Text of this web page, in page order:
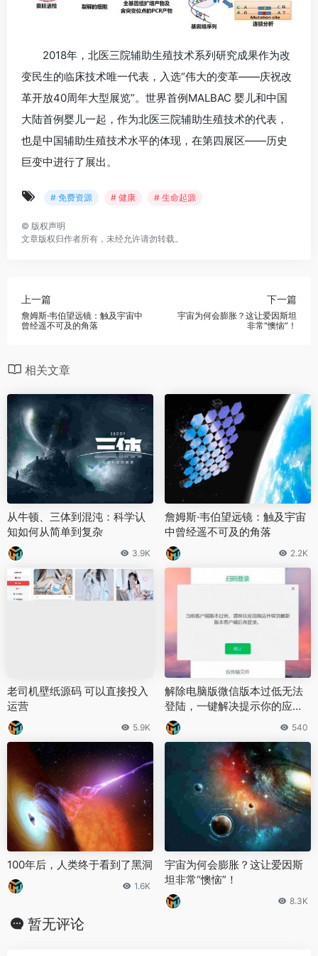
2018年，北医三院辅助生殖技术系列研究成果作为改
变民生的临床技术唯一代表，入选“伟大的变革——庆祝改
革开放40周年大型展览”。世界首例MALBAC 婴儿和中国
大陆首例婴儿一起，作为北医三院辅助生殖技术的代表，
也是中国辅助生殖技术水平的体现，在第四展区——历史
巨变中进行了展出。
# 免费资源 # 健康 # 生命起源
© 版权声明
文章版权归作者所有，未经允许请勿转载。
上一篇
詹姆斯·韦伯望远镜：触及宇宙中
曾经遥不可及的角落
下一篇
宇宙为何会膨胀？这让爱因斯坦
非常“懊恼”！
相关文章
从牛顿、三体到混沌：科学认
知如何从简单到复杂
3.9K
詹姆斯·韦伯望远镜：触及宇宙
中曾经遥不可及的角落
2.2K
老司机壁纸源码 可以直接投入
运营
5.9K
解除电脑版微信版本过低无法
登陆，一键解决提示你的应用
版本过低，请升级至最新版本
后再登录的问题
540
100年后，人类终于看到了黑洞
1.6K
宇宙为何会膨胀？这让爱因斯
坦非常“懊恼”！
8.3K
暂无评论